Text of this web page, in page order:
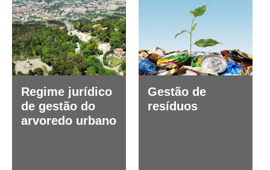
Regime jurídico
de gestão do
arvoredo urbano
Gestão de
resíduos